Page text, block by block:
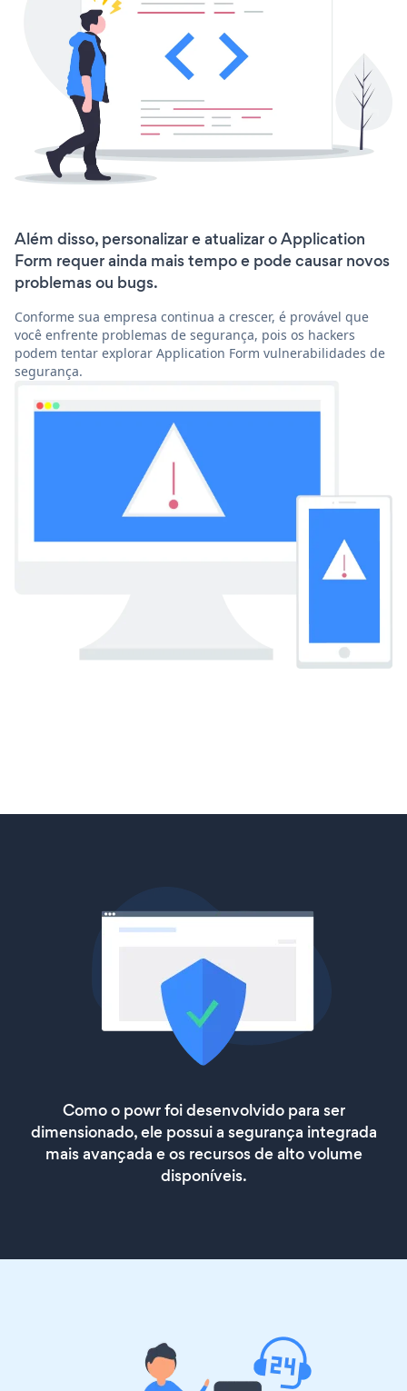
Além disso, personalizar e atualizar o Application
Form requer ainda mais tempo e pode causar novos
problemas ou bugs.
Conforme sua empresa continua a crescer, é provável que
você enfrente problemas de segurança, pois os hackers
podem tentar explorar Application Form vulnerabilidades de
segurança.
Como o powr foi desenvolvido para ser
dimensionado, ele possui a segurança integrada
mais avançada e os recursos de alto volume
disponíveis.